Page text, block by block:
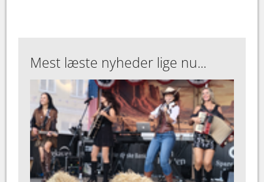
Mest læste nyheder lige nu...